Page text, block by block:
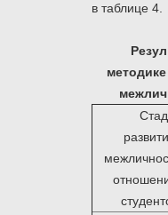
в таблице 4.